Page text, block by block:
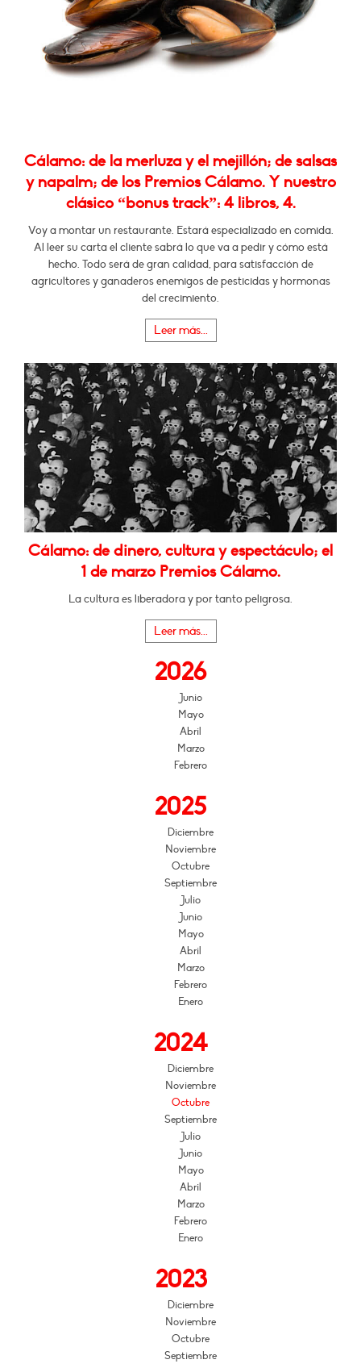
Cálamo: de la merluza y el mejillón; de salsas
y napalm; de los Premios Cálamo. Y nuestro
clásico “bonus track”: 4 libros, 4.
Voy a montar un restaurante. Estará especializado en comida.
Al leer su carta el cliente sabrá lo que va a pedir y cómo está
hecho. Todo será de gran calidad, para satisfacción de
agricultores y ganaderos enemigos de pesticidas y hormonas
del crecimiento.
Leer más...
Cálamo: de dinero, cultura y espectáculo; el
1 de marzo Premios Cálamo.
La cultura es liberadora y por tanto peligrosa.
Leer más...
2026
Junio
Mayo
Abril
Marzo
Febrero
2025
Diciembre
Noviembre
Octubre
Septiembre
Julio
Junio
Mayo
Abril
Marzo
Febrero
Enero
2024
Diciembre
Noviembre
Octubre
Septiembre
Julio
Junio
Mayo
Abril
Marzo
Febrero
Enero
2023
Diciembre
Noviembre
Octubre
Septiembre